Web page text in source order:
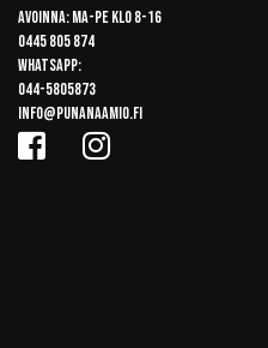
Avoinna: Ma-pe klo 8-16
0445 805 874
Whatsapp:
044-5805873
info@punanaamio.fi